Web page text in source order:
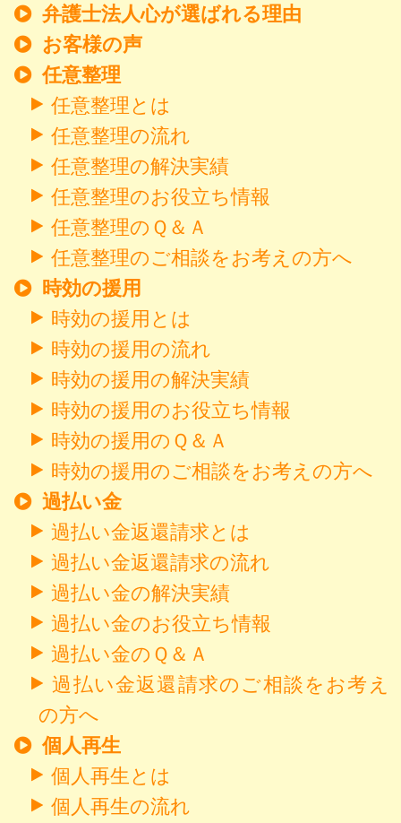
弁護士法人心が選ばれる理由
お客様の声
任意整理
任意整理とは
任意整理の流れ
任意整理の解決実績
任意整理のお役立ち情報
任意整理のＱ＆Ａ
任意整理のご相談をお考えの方へ
時効の援用
時効の援用とは
時効の援用の流れ
時効の援用の解決実績
時効の援用のお役立ち情報
時効の援用のＱ＆Ａ
時効の援用のご相談をお考えの方へ
過払い金
過払い金返還請求とは
過払い金返還請求の流れ
過払い金の解決実績
過払い金のお役立ち情報
過払い金のＱ＆Ａ
過払い金返還請求のご相談をお考え
の方へ
個人再生
個人再生とは
個人再生の流れ